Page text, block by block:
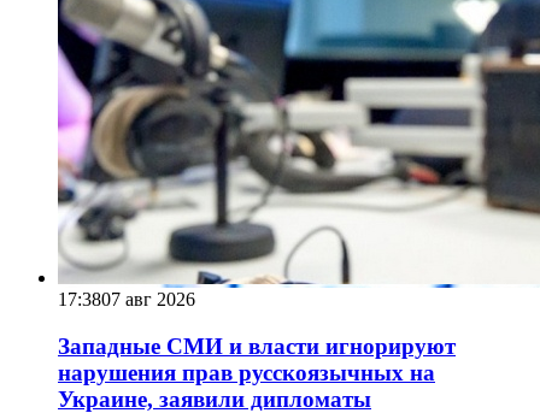
17:3807 авг 2026
Западные СМИ и власти игнорируют
нарушения прав русскоязычных на
Украине, заявили дипломаты